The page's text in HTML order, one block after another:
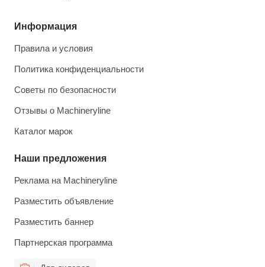
Информация
Правила и условия
Политика конфиденциальности
Советы по безопасности
Отзывы о Machineryline
Каталог марок
Наши предложения
Реклама на Machineryline
Разместить объявление
Разместить баннер
Партнерская программа